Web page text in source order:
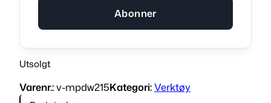
Abonner
Utsolgt
Varenr.:v-mpdw215Kategori:Verktøy